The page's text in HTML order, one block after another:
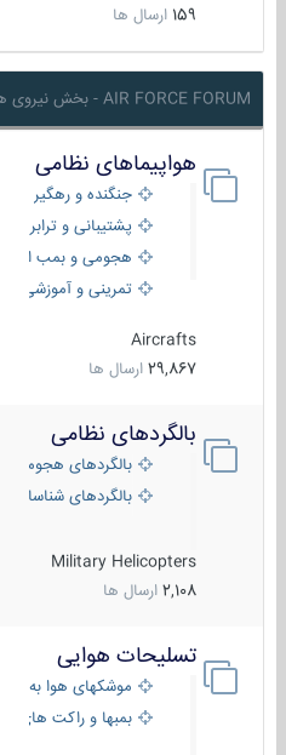
159 ارسال ها
AIR FORCE FORUM - بخش نیروی هوایی
هواپیماهای نظامی
جنگنده و رهگیر
پشتیبانی و ترابری
هجومی و بمب افکن
تمرینی و آموزشی
Aircrafts
29,867 ارسال ها
بالگردهای نظامی
بالگردهای هجومی
بالگردهای شناسایی
Military Helicopters
2,108 ارسال ها
تسلیحات هوایی
موشکهای هوا به هوا
بمبها و راکت های هوایی